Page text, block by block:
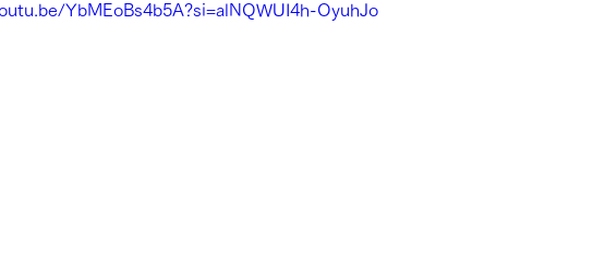
YbMEoBs4b5A?si=alNQWUI4h-OyuhJo